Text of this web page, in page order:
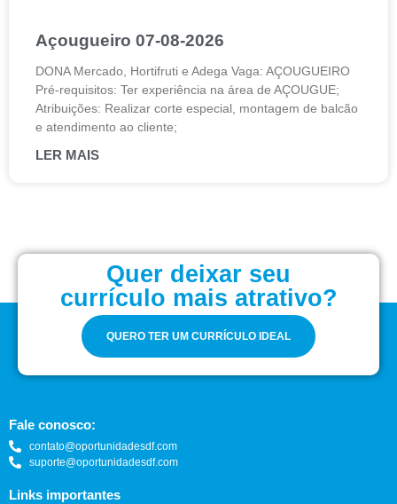
Açougueiro 07-08-2026
DONA Mercado, Hortifruti e Adega Vaga: AÇOUGUEIRO
Pré-requisitos: Ter experiência na área de AÇOUGUE;
Atribuições: Realizar corte especial, montagem de balcão
e atendimento ao cliente;
LER MAIS
Quer deixar seu
currículo mais atrativo?
QUERO TER UM CURRÍCULO IDEAL
Fale conosco:
contato@oportunidadesdf.com
suporte@oportunidadesdf.com
Links importantes